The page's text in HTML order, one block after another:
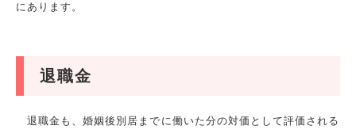
にあります。
退職金
退職金も、婚姻後別居までに働いた分の対価として評価される